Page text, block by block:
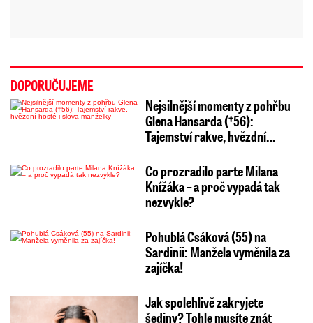
DOPORUČUJEME
Nejsilnější momenty z pohřbu
Glena Hansarda (†56):
Tajemství rakve, hvězdní…
Co prozradilo parte Milana
Knížáka – a proč vypadá tak
nezvykle?
Pohublá Csáková (55) na
Sardinii: Manžela vyměnila za
zajíčka!
Jak spolehlivě zakryjete
šediny? Tohle musíte znát